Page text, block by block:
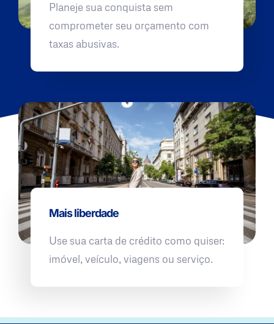
Planeje sua conquista sem
comprometer seu orçamento com
taxas abusivas.
Mais liberdade
Use sua carta de crédito como quiser:
imóvel, veículo, viagens ou serviço.